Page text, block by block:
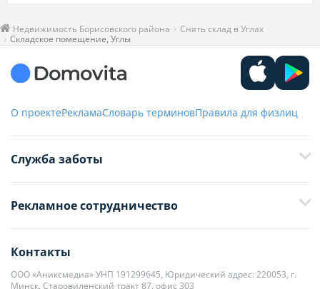
Недвижимость Борисовского района
Снять склад в Углах
Складское помещение, Углы
О проектеРекламаСловарь терминовПравила для физлиц
Служба заботы
+375 33 376-13-70
editor@domovita.by
Мы принимаем звонки и отвечаем на письма в будние дни с 9:00 до
Рекламное сотрудничество
kb@domovita.by
+375 29 179-11-28 Владислав Гладченко
Контакты
ООО «Аниксмедиа» УНП 191299645, Юридический адрес: 220053, г.
Минск, Старовиленский тракт 87, офис 303